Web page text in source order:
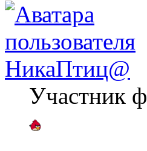
НикаПтиц@
Участник